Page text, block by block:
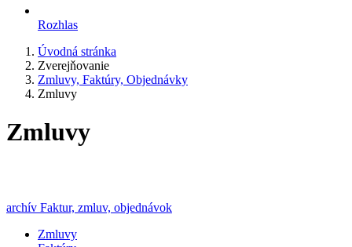
Rozhlas
Úvodná stránka
Zverejňovanie
Zmluvy, Faktúry, Objednávky
Zmluvy
Zmluvy
archív Faktur, zmluv, objednávok
Zmluvy